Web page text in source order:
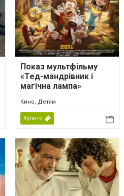
Показ мультфільму
«Тед-мандрівник і
магічна лампа»
Кино, Детям
Купити